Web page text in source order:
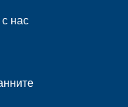
нас